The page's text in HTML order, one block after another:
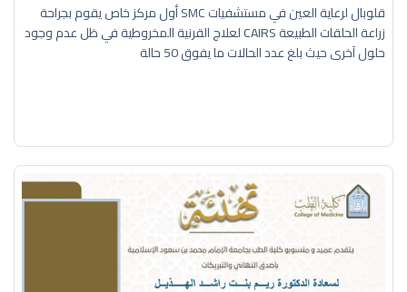
قلوبال لرعاية العين في مستشفيات SMC أول مركز خاص يقوم بجراحة
زراعة الحلقات الطبيعة CAIRS لعلاج القرنية المخروطية في ظل عدم وجود
حلول آخرى حيث بلغ عدد الحالات ما يفوق 50 حالة